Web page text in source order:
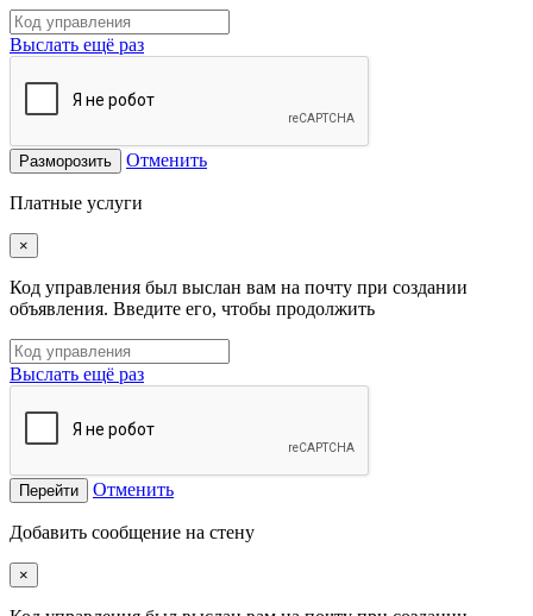
Выслать ещё раз
Разморозить Отменить
Платные услуги
×
Код управления был выслан вам на почту при создании
объявления. Введите его, чтобы продолжить
Выслать ещё раз
Перейти Отменить
Добавить сообщение на стену
×